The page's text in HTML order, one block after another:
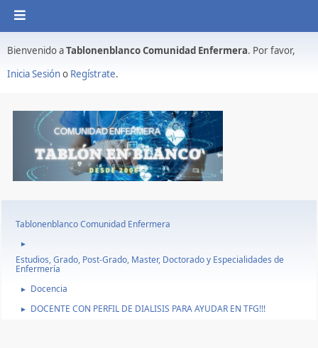
Bienvenido aTablonenblanco Comunidad Enfermera. Por favor,
Inicia Sesióno Regístrate.
Tablonenblanco Comunidad Enfermera
►
Estudios, Grado, Post-Grado, Master, Doctorado y Especialidades de
Enfermería
► Docencia
► DOCENTE CON PERFIL DE DIALISIS PARA AYUDAR EN TFG!!!